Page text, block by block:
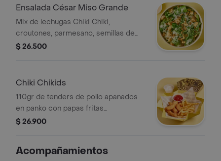
Ensalada César Miso Grande
Mix de lechugas Chiki Chiki,
croutones, parmesano, semillas de
calabaza tostadas con condimentos y
$ 26.500
Chiki Chikids
110gr de tenders de pollo apanados
en panko con papas fritas
condimentadas Chiki Style y 2 salsas
$ 26.900
Acompañamientos